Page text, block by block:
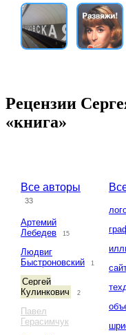
Рецензии
«книга»
Все авторы
33
Артемий
Лебедев
15
Людвиг
Быстроновский
1
Сергей
Кулинкович
2
Павел
Герасимчук